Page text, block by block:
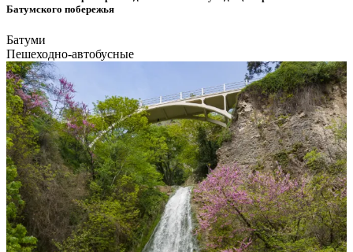
Батумского побережья
Батуми
Пешеходно-автобусные